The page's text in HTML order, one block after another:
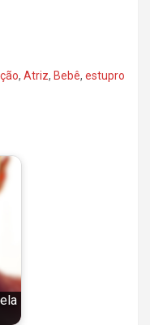
, Atriz, Bebê, estupro